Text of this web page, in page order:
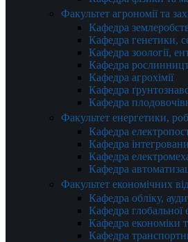
Факультет агрономії та
Кафедра
Кафедра генетики,
Кафедра зоології,
Кафедра
Кафедра агрохімії
Кафедра
Кафедра
Факультет енергетики,
Кафедра
Кафедра
Кафедра
Кафедра
Факультет економічних
Кафедра обліку,
Кафедра глобальної
Кафедра економіки
Кафедра